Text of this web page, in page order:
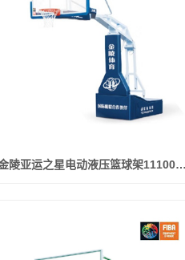
金陵亚运之星电动液压篮球架11100（YDJ-5A）